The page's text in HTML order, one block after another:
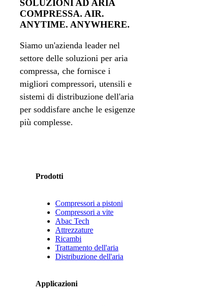
SOLUZIONI AD ARIA
COMPRESSA. AIR.
ANYTIME. ANYWHERE.
Siamo un'azienda leader nel
settore delle soluzioni per aria
compressa, che fornisce i
migliori compressori, utensili e
sistemi di distribuzione dell'aria
per soddisfare anche le esigenze
più complesse.
Prodotti
Compressori a pistoni
Compressori a vite
Abac Tech
Attrezzature
Ricambi
Trattamento dell'aria
Distribuzione dell'aria
Applicazioni